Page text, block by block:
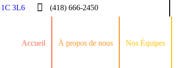
3L6 (418) 666-2450
Accueil À propos de nous Nos Équipes